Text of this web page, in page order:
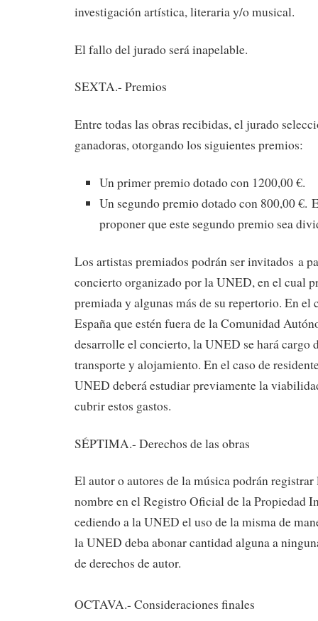
investigación artística, literaria y/o musical.
El fallo del jurado será inapelable.
SEXTA.- Premios
Entre todas las obras recibidas, el jurado
ganadoras, otorgando los siguientes premios:
Un primer premio dotado con 1200,00 €.
Un segundo premio dotado con 800,00 €.
proponer que este segundo premio sea
Los artistas premiados podrán ser invitados a
concierto organizado por la UNED, en el cual
premiada y algunas más de su repertorio. En el
España que estén fuera de la Comunidad
desarrolle el concierto, la UNED se hará cargo
transporte y alojamiento. En el caso de
UNED deberá estudiar previamente la
cubrir estos gastos.
SÉPTIMA.- Derechos de las obras
El autor o autores de la música podrán
nombre en el Registro Oficial de la Propiedad
cediendo a la UNED el uso de la misma de
la UNED deba abonar cantidad alguna a
de derechos de autor.
OCTAVA.- Consideraciones finales